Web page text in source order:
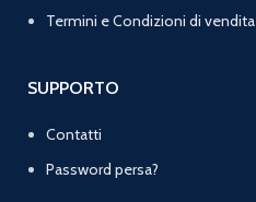
Termini e Condizioni di vendita
SUPPORTO
Contatti
Password persa?